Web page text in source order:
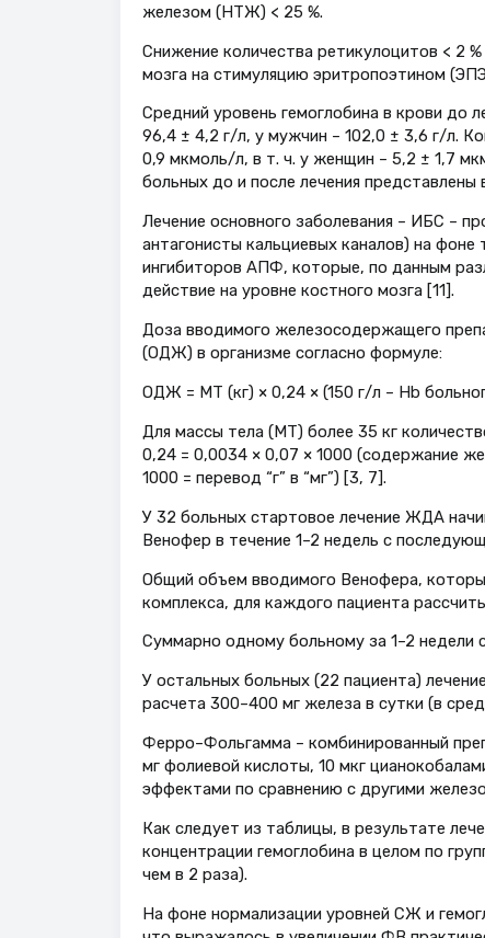
железом (НТЖ) < 25 %.
Снижение количества ретикулоцитов < 2
мозга на стимуляцию эритропоэтином
Средний уровень гемоглобина в крови до
96,4 ± 4,2 г/л, у мужчин – 102,0 ± 3,6 г/л.
0,9 мкмоль/л, в т. ч. у женщин – 5,2 ± 1,7
больных до и после лечения представлены
Лечение основного заболевания – ИБС –
антагонисты кальциевых каналов) на
ингибиторов АПФ, которые, по данным
действие на уровне костного мозга [11].
Доза вводимого железосодержащего
(ОДЖ) в организме согласно формуле:
ОДЖ = МТ (кг) × 0,24 × (150 г/л – Hb
Для массы тела (МТ) более 35 кг
0,24 = 0,0034 × 0,07 × 1000 (содержание
1000 = перевод “г” в “мг”) [3, 7].
У 32 больных стартовое лечение ЖДА
Венофер в течение 1–2 недель с
Общий объем вводимого Венофера,
комплекса, для каждого пациента
Суммарно одному больному за 1–2
У остальных больных (22 пациента)
расчета 300–400 мг железа в сутки (в
Ферро–Фольгамма – комбинированный
мг фолиевой кислоты, 10 мкг
эффектами по сравнению с другими
Как следует из таблицы, в результате
концентрации гемоглобина в целом по
чем в 2 раза).
На фоне нормализации уровней СЖ и